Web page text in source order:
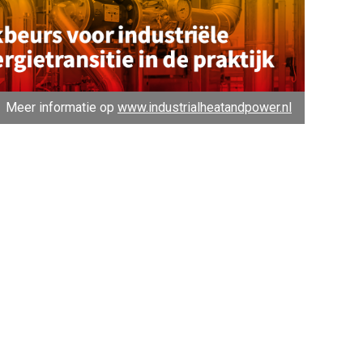
Meer informatie op www.industrialheatandpower.nl